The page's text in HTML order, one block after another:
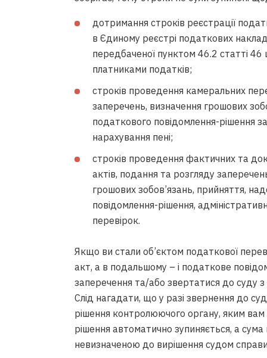
дотримання строків реєстрації
в Єдиному реєстрі податкових
передбаченої пунктом 46.2 статті 46
платниками податків;
строків проведення камеральних
заперечень, визначення грошових
податкового повідомлення-рішення
нарахування пені;
строків проведення фактичних та
актів, подання та розгляду
грошових зобов’язань, прийняття,
повідомлення-рішення,
перевірок.
Якщо ви стали об’єктом податкової
акт, а в подальшому – і податкове
заперечення та/або звертатися до суду
Слід нагадати, що у разі звернення до
рішення контролюючого органу, яким
рішення автоматично зупиняється, а
невизначеною до вирішення судом